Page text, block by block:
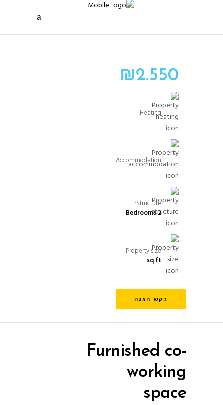
₪2.550
Property size:
sq ft
Structure:
2 Bedrooms
Accommodation:
Heating:
בקש הצגה
Furnished co-
working
space